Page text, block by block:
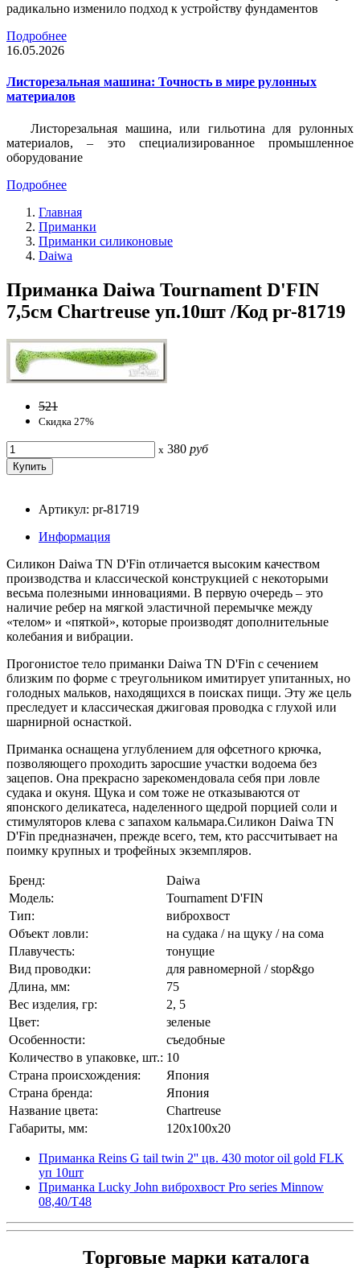
радикально изменило подход к устройству фундаментов
Подробнее
16.05.2026
Листорезальная машина: Точность в мире рулонных
материалов
Листорезальная машина, или гильотина для рулонных
материалов, – это специализированное промышленное
оборудование
Подробнее
Главная
Приманки
Приманки силиконовые
Daiwa
Приманка Daiwa Tournament D'FIN
7,5см Chartreuse уп.10шт /Код pr-81719
521
Скидка 27%
x 380 руб
Артикул: pr-81719
Информация
Силикон Daiwa TN D'Fin отличается высоким качеством
производства и классической конструкцией с некоторыми
весьма полезными инновациями. В первую очередь – это
наличие ребер на мягкой эластичной перемычке между
«телом» и «пяткой», которые производят дополнительные
колебания и вибрации.
Прогонистое тело приманки Daiwa TN D'Fin с сечением
близким по форме с треугольником имитирует упитанных, но
голодных мальков, находящихся в поисках пищи. Эту же цель
преследует и классическая джиговая проводка с глухой или
шарнирной оснасткой.
Приманка оснащена углублением для офсетного крючка,
позволяющего проходить заросшие участки водоема без
зацепов. Она прекрасно зарекомендовала себя при ловле
судака и окуня. Щука и сом тоже не отказываются от
японского деликатеса, наделенного щедрой порцией соли и
стимуляторов клева с запахом кальмара.Силикон Daiwa TN
D'Fin предназначен, прежде всего, тем, кто рассчитывает на
поимку крупных и трофейных экземпляров.
Бренд:
Daiwa
Модель:
Tournament D'FIN
Тип:
виброхвост
Объект ловли:
на судака / на щуку / на сома
Плавучесть:
тонущие
Вид проводки:
для равномерной / stop&go
Длина, мм:
75
Вес изделия, гр:
2, 5
Цвет:
зеленые
Особенности:
съедобные
Количество в упаковке, шт.: 10
Страна происхождения:
Япония
Страна бренда:
Япония
Название цвета:
Chartreuse
Габариты, мм:
120x100x20
Приманка Reins G tail twin 2'' цв. 430 motor oil gold FLK
уп 10шт
Приманка Lucky John виброхвост Pro series Minnow
08,40/T48
Торговые марки каталога